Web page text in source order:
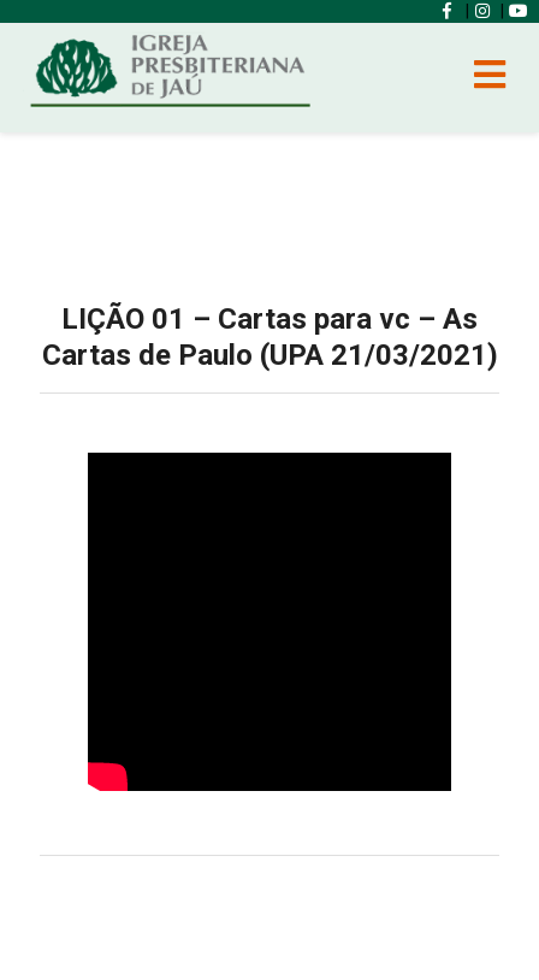
LIÇÃO 01 – Cartas para vc – As
Cartas de Paulo (UPA 21/03/2021)